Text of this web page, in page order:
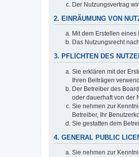
Der Nutzungsvertrag
2. EINRÄUMUNG VON
Mit dem Erstellen
Das Nutzungsrecht
3. PFLICHTEN DES
Sie erklären mit der
Ihren Beiträgen
Der Betreiber des
oder dauerhaft von der
Sie nehmen zur
Betreiber, Ihr
Sie gestatten dem
4. GENERAL PUBLIC
Sie nehmen zur